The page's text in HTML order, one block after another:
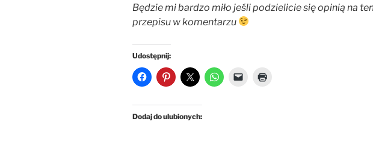
Będzie mi bardzo miło jeśli podzielicie się opinią na
przepisu w komentarzu
Udostępnij:
Dodaj do ulubionych: